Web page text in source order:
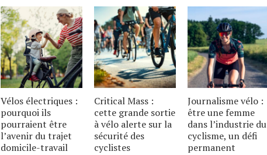
Vélos électriques :
pourquoi ils
pourraient être
l’avenir du trajet
domicile-travail
Critical Mass :
cette grande sortie
à vélo alerte sur la
sécurité des
cyclistes
Journalisme vélo :
être une femme
dans l’industrie du
cyclisme, un défi
permanent